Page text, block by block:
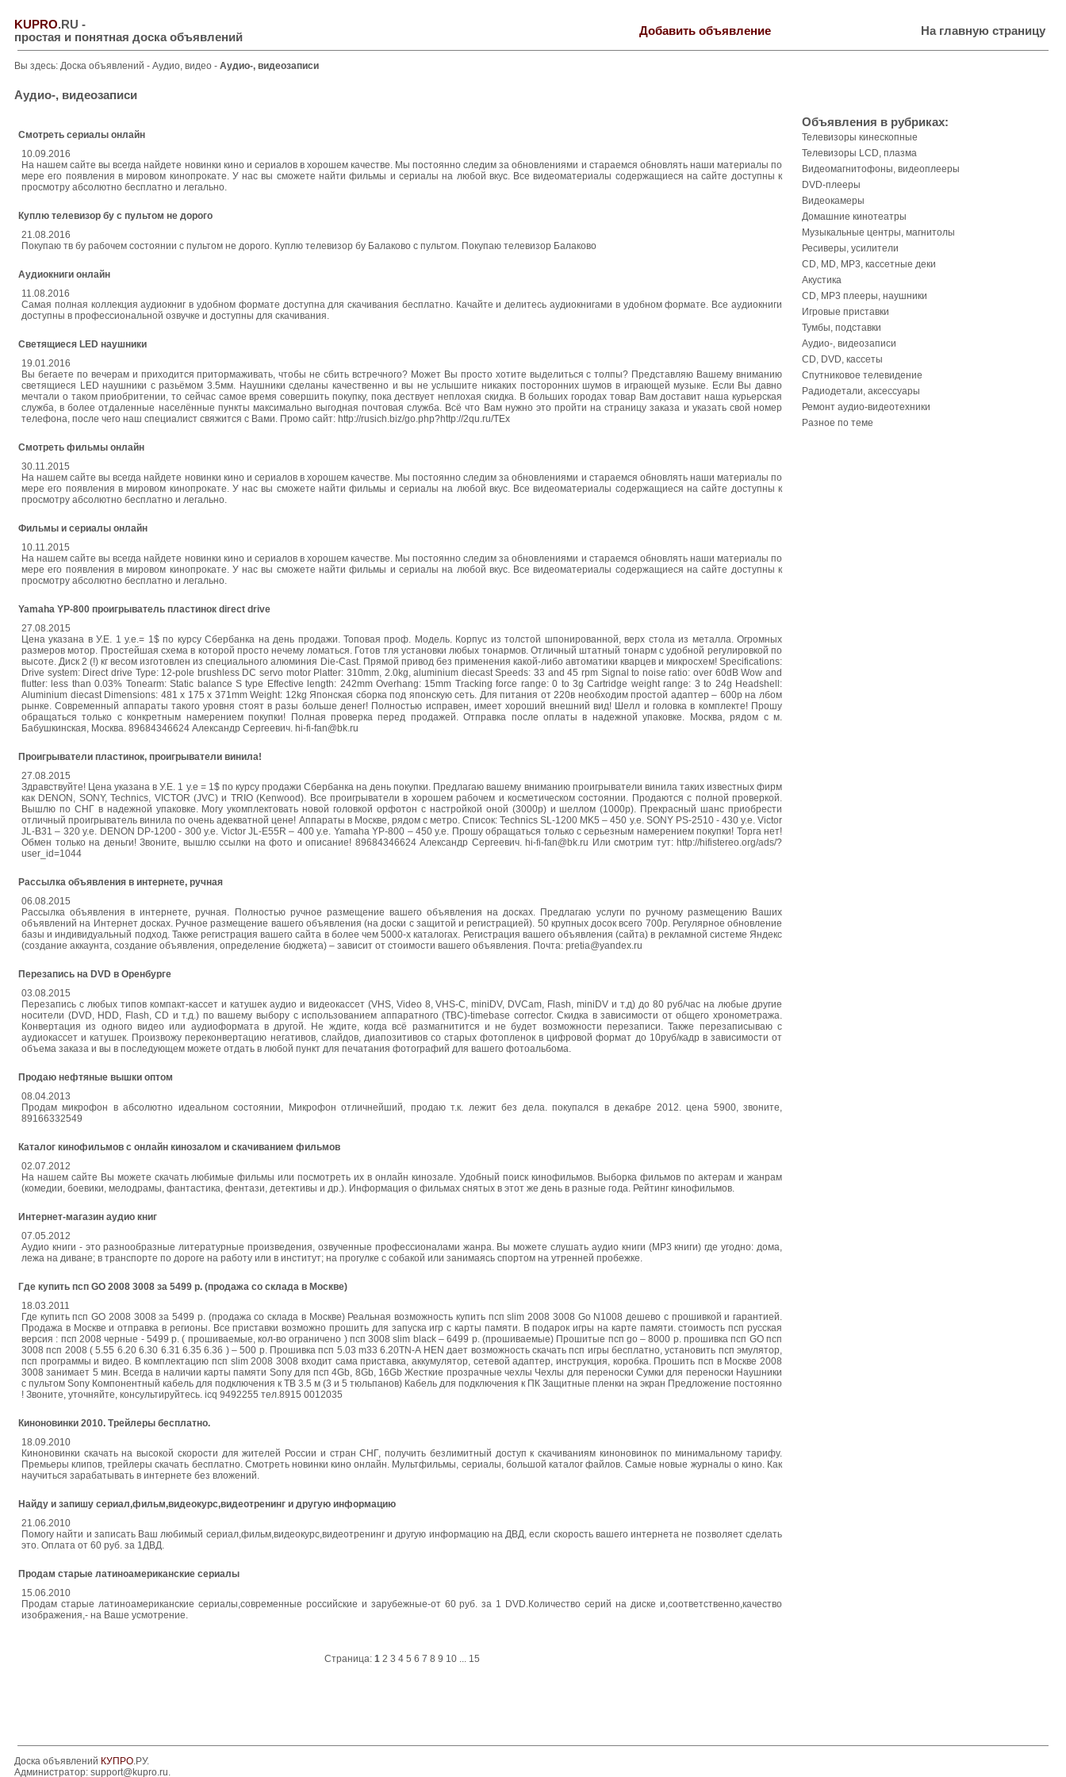
KUPRO.RU -
простая и понятная доска объявлений
Добавить объявление На главную страницу
Вы здесь: Доска объявлений - Аудио, видео - Аудио-, видеозаписи
Аудио-, видеозаписи
Смотреть сериалы онлайн
10.09.2016
На нашем сайте вы всегда найдете новинки кино и сериалов в хорошем качестве. Мы постоянно следим за обновлениями и стараемся обновлять наши материалы по
мере его появления в мировом кинопрокате. У нас вы сможете найти фильмы и сериалы на любой вкус. Все видеоматериалы содержащиеся на сайте доступны к
просмотру абсолютно бесплатно и легально.
Куплю телевизор бу с пультом не дорого
21.08.2016
Покупаю тв бу рабочем состоянии с пультом не дорого. Куплю телевизор бу Балаково с пультом. Покупаю телевизор Балаково
Аудиокниги онлайн
11.08.2016
Самая полная коллекция аудиокниг в удобном формате доступна для скачивания бесплатно. Качайте и делитесь аудиокнигами в удобном формате. Все аудиокниги
доступны в профессиональной озвучке и доступны для скачивания.
Светящиеся LED наушники
19.01.2016
Вы бегаете по вечерам и приходится притормаживать, чтобы не сбить встречного? Может Вы просто хотите выделиться с толпы? Представляю Вашему вниманию
светящиеся LED наушники с разьёмом 3.5мм. Наушники сделаны качественно и вы не услышите никаких посторонних шумов в играющей музыке. Если Вы давно
мечтали о таком приобритении, то сейчас самое время совершить покупку, пока дествует неплохая скидка. В больших городах товар Вам доставит наша курьерская
служба, в более отдаленные населённые пункты максимально выгодная почтовая служба. Всё что Вам нужно это пройти на страницу заказа и указать свой номер
телефона, после чего наш специалист свяжится с Вами. Промо сайт: http://rusich.biz/go.php?http://2qu.ru/TEx
Смотреть фильмы онлайн
30.11.2015
На нашем сайте вы всегда найдете новинки кино и сериалов в хорошем качестве. Мы постоянно следим за обновлениями и стараемся обновлять наши материалы по
мере его появления в мировом кинопрокате. У нас вы сможете найти фильмы и сериалы на любой вкус. Все видеоматериалы содержащиеся на сайте доступны к
просмотру абсолютно бесплатно и легально.
Фильмы и сериалы онлайн
10.11.2015
На нашем сайте вы всегда найдете новинки кино и сериалов в хорошем качестве. Мы постоянно следим за обновлениями и стараемся обновлять наши материалы по
мере его появления в мировом кинопрокате. У нас вы сможете найти фильмы и сериалы на любой вкус. Все видеоматериалы содержащиеся на сайте доступны к
просмотру абсолютно бесплатно и легально.
Yamaha YP-800 проигрыватель пластинок direct drive
27.08.2015
Цена указана в У.Е. 1 у.е.= 1$ по курсу Сбербанка на день продажи. Топовая проф. Модель. Корпус из толстой шпонированной, верх стола из металла. Огромных
размеров мотор. Простейшая схема в которой просто нечему ломаться. Готов тля установки любых тонармов. Отличный штатный тонарм с удобной регулировкой по
высоте. Диск 2 (!) кг весом изготовлен из специального алюминия Die-Cast. Прямой привод без применения какой-либо автоматики кварцев и микросхем! Specifications:
Drive system: Direct drive Type: 12-pole brushless DC servo motor Platter: 310mm, 2.0kg, aluminium diecast Speeds: 33 and 45 rpm Signal to noise ratio: over 60dB Wow and
flutter: less than 0.03% Tonearm: Static balance S type Effective length: 242mm Overhang: 15mm Tracking force range: 0 to 3g Cartridge weight range: 3 to 24g Headshell:
Aluminium diecast Dimensions: 481 x 175 x 371mm Weight: 12kg Японская сборка под японскую сеть. Для питания от 220в необходим простой адаптер – 600р на лбом
рынке. Современный аппараты такого уровня стоят в разы больше денег! Полностью исправен, имеет хороший внешний вид! Шелл и головка в комплекте! Прошу
обращаться только с конкретным намерением покупки! Полная проверка перед продажей. Отправка после оплаты в надежной упаковке. Москва, рядом с м.
Бабушкинская, Москва. 89684346624 Александр Сергеевич. hi-fi-fan@bk.ru
Проигрыватели пластинок, проигрыватели винила!
27.08.2015
Здравствуйте! Цена указана в У.Е. 1 у.е = 1$ по курсу продажи Сбербанка на день покупки. Предлагаю вашему вниманию проигрыватели винила таких известных фирм
как DENON, SONY, Technics, VICTOR (JVC) и TRIO (Kenwood). Все проигрыватели в хорошем рабочем и косметическом состоянии. Продаются с полной проверкой.
Вышлю по СНГ в надежной упаковке. Могу укомплектовать новой головкой орфотон с настройкой оной (3000р) и шеллом (1000р). Прекрасный шанс приобрести
отличный проигрыватель винила по очень адекватной цене! Аппараты в Москве, рядом с метро. Список: Technics SL-1200 MK5 – 450 у.е. SONY PS-2510 - 430 у.е. Victor
JL-B31 – 320 у.е. DENON DP-1200 - 300 у.е. Victor JL-E55R – 400 у.е. Yamaha YP-800 – 450 у.е. Прошу обращаться только с серьезным намерением покупки! Торга нет!
Обмен только на деньги! Звоните, вышлю ссылки на фото и описание! 89684346624 Александр Сергеевич. hi-fi-fan@bk.ru Или смотрим тут: http://hifistereo.org/ads/?
user_id=1044
Рассылка объявления в интернете, ручная
06.08.2015
Рассылка объявления в интернете, ручная. Полностью ручное размещение вашего объявления на досках. Предлагаю услуги по ручному размещению Ваших
объявлений на Интернет досках. Ручное размещение вашего объявления (на доски с защитой и регистрацией). 50 крупных досок всего 700р. Регулярное обновление
базы и индивидуальный подход. Также регистрация вашего сайта в более чем 5000-х каталогах. Регистрация вашего объявления (сайта) в рекламной системе Яндекс
(создание аккаунта, создание объявления, определение бюджета) – зависит от стоимости вашего объявления. Почта: pretia@yandex.ru
Перезапись на DVD в Оренбурге
03.08.2015
Перезапись с любых типов компакт-кассет и катушек аудио и видеокассет (VHS, Video 8, VHS-C, miniDV, DVCam, Flash, miniDV и т.д) до 80 руб/час на любые другие
носители (DVD, HDD, Flash, CD и т.д.) по вашему выбору с использованием аппаратного (TBC)-timebase corrector. Скидка в зависимости от общего хронометража.
Конвертация из одного видео или аудиоформата в другой. Не ждите, когда всё размагнитится и не будет возможности перезаписи. Также перезаписываю с
аудиокассет и катушек. Произвожу переконвертацию негативов, слайдов, диапозитивов со старых фотопленок в цифровой формат до 10руб/кадр в зависимости от
объема заказа и вы в последующем можете отдать в любой пункт для печатания фотографий для вашего фотоальбома.
Продаю нефтяные вышки оптом
08.04.2013
Продам микрофон в абсолютно идеальном состоянии, Микрофон отличнейший, продаю т.к. лежит без дела. покупался в декабре 2012. цена 5900, звоните,
89166332549
Каталог кинофильмов с онлайн кинозалом и скачиванием фильмов
02.07.2012
На нашем сайте Вы можете скачать любимые фильмы или посмотреть их в онлайн кинозале. Удобный поиск кинофильмов. Выборка фильмов по актерам и жанрам
(комедии, боевики, мелодрамы, фантастика, фентази, детективы и др.). Информация о фильмах снятых в этот же день в разные года. Рейтинг кинофильмов.
Интернет-магазин аудио книг
07.05.2012
Аудио книги - это разнообразные литературные произведения, озвученные профессионалами жанра. Вы можете слушать аудио книги (MP3 книги) где угодно: дома,
лежа на диване; в транспорте по дороге на работу или в институт; на прогулке с собакой или занимаясь спортом на утренней пробежке.
Где купить псп GO 2008 3008 за 5499 р. (продажа со склада в Москве)
18.03.2011
Где купить псп GO 2008 3008 за 5499 р. (продажа со склада в Москве) Реальная возможность купить псп slim 2008 3008 Go N1008 дешево с прошивкой и гарантией.
Продажа в Москве и отправка в регионы. Все приставки возможно прошить для запуска игр с карты памяти. В подарок игры на карте памяти. cтоимость псп русская
версия : псп 2008 черные - 5499 р. ( прошиваемые, кол-во ограничено ) псп 3008 slim black – 6499 р. (прошиваемые) Прошитые псп go – 8000 р. прошивка псп GO псп
3008 псп 2008 ( 5.55 6.20 6.30 6.31 6.35 6.36 ) – 500 р. Прошивка псп 5.03 m33 6.20TN-A HEN дает возможность скачать псп игры бесплатно, установить псп эмулятор,
псп программы и видео. В комплектацию псп slim 2008 3008 входит сама приставка, аккумулятор, сетевой адаптер, инструкция, коробка. Прошить псп в Москве 2008
3008 занимает 5 мин. Всегда в наличии карты памяти Sony для псп 4Gb, 8Gb, 16Gb Жесткие прозрачные чехлы Чехлы для переноски Сумки для переноски Наушники
с пультом Sony Компонентный кабель для подключения к ТВ 3.5 м (3 и 5 тюльпанов) Кабель для подключения к ПК Защитные пленки на экран Предложение постоянно
! Звоните, уточняйте, консультируйтесь. icq 9492255 тел.8915 0012035
Киноновинки 2010. Трейлеры бесплатно.
18.09.2010
Киноновинки скачать на высокой скорости для жителей России и стран СНГ, получить безлимитный доступ к скачиваниям киноновинок по минимальному тарифу.
Премьеры клипов, трейлеры скачать бесплатно. Смотреть новинки кино онлайн. Мультфильмы, сериалы, большой каталог файлов. Самые новые журналы о кино. Как
научиться зарабатывать в интернете без вложений.
Найду и запишу сериал,фильм,видеокурс,видеотренинг и другую информацию
21.06.2010
Помогу найти и записать Ваш любимый сериал,фильм,видеокурс,видеотренинг и другую информацию на ДВД, если скорость вашего интернета не позволяет сделать
это. Оплата от 60 руб. за 1ДВД.
Продам старые латиноамериканские сериалы
15.06.2010
Продам старые латиноамериканские сериалы,современные российские и зарубежные-от 60 руб. за 1 DVD.Количество серий на диске и,соответственно,качество
изображения,- на Ваше усмотрение.
Страница: 1 2 3 4 5 6 7 8 9 10... 15
Объявления в рубриках:
Телевизоры кинескопные
Телевизоры LCD, плазма
Видеомагнитофоны, видеоплееры
DVD-плееры
Видеокамеры
Домашние кинотеатры
Музыкальные центры, магнитолы
Ресиверы, усилители
CD, MD, MP3, кассетные деки
Акустика
CD, MP3 плееры, наушники
Игровые приставки
Тумбы, подставки
Аудио-, видеозаписи
CD, DVD, кассеты
Спутниковое телевидение
Радиодетали, аксессуары
Ремонт аудио-видеотехники
Разное по теме
Доска объявлений КУПРО.РУ.
Администратор: support@kupro.ru.